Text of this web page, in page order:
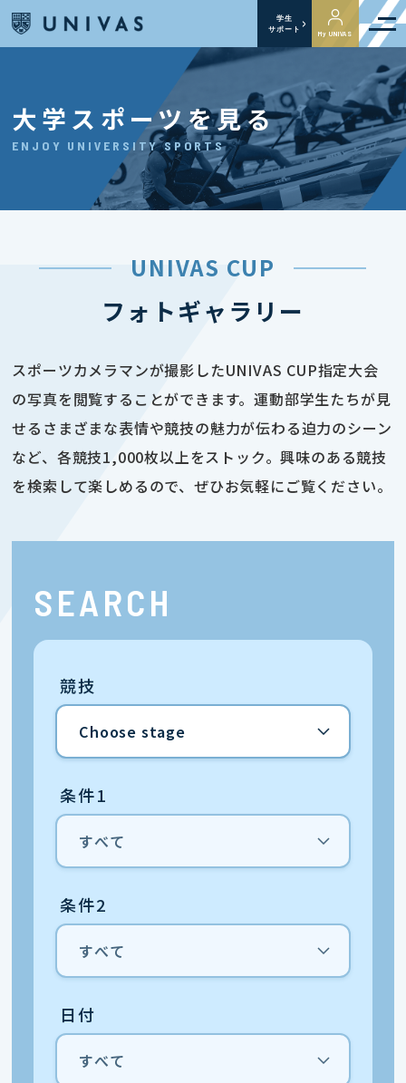
学生
サポート
My UNIVAS
大学スポーツを見る
ENJOY UNIVERSITY SPORTS
UNIVAS CUP
フォトギャラリー
スポーツカメラマンが撮影したUNIVAS CUP指定大会
の写真を閲覧することができます。運動部学生たちが見
せるさまざまな表情や競技の魅力が伝わる迫力のシーン
など、各競技1,000枚以上をストック。興味のある競技
を検索して楽しめるので、ぜひお気軽にご覧ください。
SEARCH
競技
条件1
条件2
日付